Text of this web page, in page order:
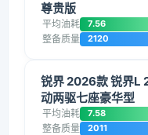
尊贵版
平均油耗 7.56
整备质量 2120
锐界 2026款 锐界L
动两驱七座豪华型
平均油耗 7.58
整备质量 2011